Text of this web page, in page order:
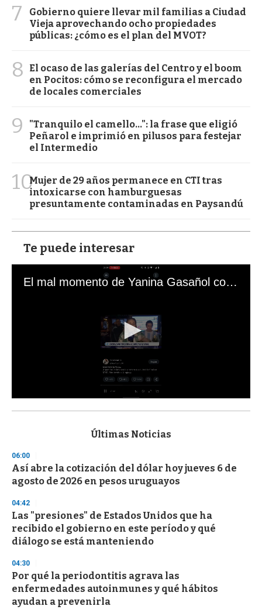
7
Gobierno quiere llevar mil familias a Ciudad
Vieja aprovechando ocho propiedades
públicas: ¿cómo es el plan del MVOT?
8
El ocaso de las galerías del Centro y el boom
en Pocitos: cómo se reconfigura el mercado
de locales comerciales
9
"Tranquilo el camello...": la frase que eligió
Peñarol e imprimió en pilusos para festejar
el Intermedio
10Mujer de 29 años permanece en CTI tras
intoxicarse con hamburguesas
presuntamente contaminadas en Paysandú
Te puede interesar
El mal momento de Yanina Gasañol con un hincha argentino en "Subrayado"
s
d
s
o
f
3
s
c
o
d
s
Últimas Noticias
06:00
Así abre la cotización del dólar hoy jueves 6 de
agosto de 2026 en pesos uruguayos
04:42
Las "presiones" de Estados Unidos que ha
recibido el gobierno en este período y qué
diálogo se está manteniendo
04:30
Por qué la periodontitis agrava las
enfermedades autoinmunes y qué hábitos
ayudan a prevenirla